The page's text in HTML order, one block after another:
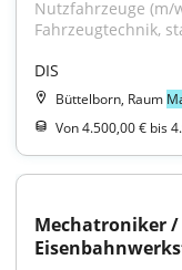
Nutzfahrzeuge (m/
Fahrzeugtechnik,
DIS
Büttelborn, Raum
Von 4.500,00 € bis
Mechatroniker